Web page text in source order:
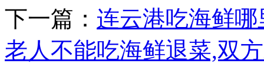
下一篇： 连云港吃海鲜
老人不能吃海鲜退菜,双